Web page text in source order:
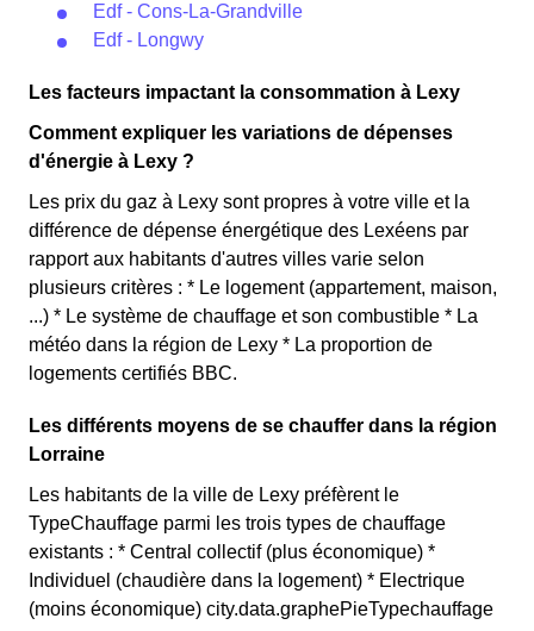
Edf - Cons-La-Grandville
Edf - Longwy
Les facteurs impactant la consommation à Lexy
Comment expliquer les variations de dépenses
d'énergie à Lexy ?
Les prix du gaz à Lexy sont propres à votre ville et la
différence de dépense énergétique des Lexéens par
rapport aux habitants d'autres villes varie selon
plusieurs critères : * Le logement (appartement, maison,
...) * Le système de chauffage et son combustible * La
météo dans la région de Lexy * La proportion de
logements certifiés BBC.
Les différents moyens de se chauffer dans la région
Lorraine
Les habitants de la ville de Lexy préfèrent le
TypeChauffage parmi les trois types de chauffage
existants : * Central collectif (plus économique) *
Individuel (chaudière dans la logement) * Electrique
(moins économique) city.data.graphePieTypechauffage